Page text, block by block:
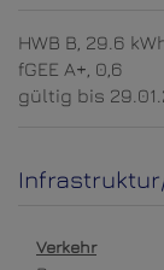
HWB B, 29.6
fGEE A+, 0,6
gültig bis
Verkehr